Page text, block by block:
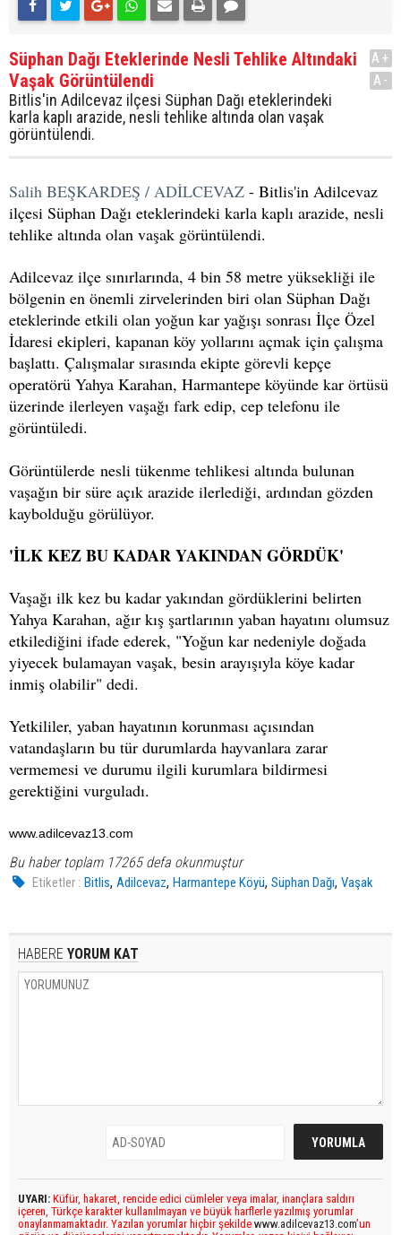
Süphan Dağı Eteklerinde Nesli Tehlike Altındaki
Vaşak Görüntülendi
Bitlis'in Adilcevaz ilçesi Süphan Dağı eteklerindeki
karla kaplı arazide, nesli tehlike altında olan vaşak
görüntülendi.
A+
A-
Salih BEŞKARDEŞ / ADİLCEVAZ - Bitlis'in Adilcevaz
ilçesi Süphan Dağı eteklerindeki karla kaplı arazide, nesli
tehlike altında olan vaşak görüntülendi.
Adilcevaz ilçe sınırlarında, 4 bin 58 metre yüksekliği ile
bölgenin en önemli zirvelerinden biri olan Süphan Dağı
eteklerinde etkili olan yoğun kar yağışı sonrası İlçe Özel
İdaresi ekipleri, kapanan köy yollarını açmak için çalışma
başlattı. Çalışmalar sırasında ekipte görevli kepçe
operatörü Yahya Karahan, Harmantepe köyünde kar örtüsü
üzerinde ilerleyen vaşağı fark edip, cep telefonu ile
görüntüledi.
Görüntülerde nesli tükenme tehlikesi altında bulunan
vaşağın bir süre açık arazide ilerlediği, ardından gözden
kaybolduğu görülüyor.
'İLK KEZ BU KADAR YAKINDAN GÖRDÜK'
Vaşağı ilk kez bu kadar yakından gördüklerini belirten
Yahya Karahan, ağır kış şartlarının yaban hayatını olumsuz
etkilediğini ifade ederek, "Yoğun kar nedeniyle doğada
yiyecek bulamayan vaşak, besin arayışıyla köye kadar
inmiş olabilir" dedi.
Yetkililer, yaban hayatının korunması açısından
vatandaşların bu tür durumlarda hayvanlara zarar
vermemesi ve durumu ilgili kurumlara bildirmesi
gerektiğini vurguladı.
www.adilcevaz13.com
Bu haber toplam 17265 defa okunmuştur
Etiketler : Bitlis,Adilcevaz,Harmantepe Köyü,Süphan Dağı,Vaşak
HABERE YORUM KAT
UYARI: Küfür, hakaret, rencide edici cümleler veya imalar, inançlara saldırı
içeren, Türkçe karakter kullanılmayan ve büyük harflerle yazılmış yorumlar
onaylanmamaktadır. Yazılan yorumlar hiçbir şekilde www.adilcevaz13.com’un